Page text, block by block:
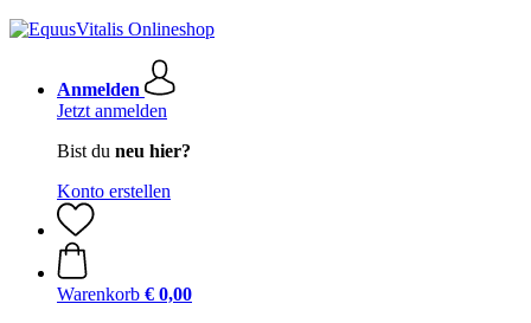
Anmelden
Jetzt anmelden
Bist du neu hier?
Konto erstellen
Warenkorb € 0,00